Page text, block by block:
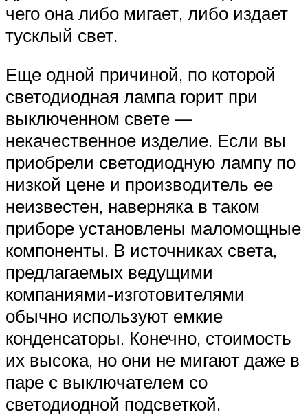
чего она либо мигает, либо издает
тусклый свет.
Еще одной причиной, по которой
светодиодная лампа горит при
выключенном свете —
некачественное изделие. Если вы
приобрели светодиодную лампу по
низкой цене и производитель ее
неизвестен, наверняка в таком
приборе установлены маломощные
компоненты. В источниках света,
предлагаемых ведущими
компаниями-изготовителями
обычно используют емкие
конденсаторы. Конечно, стоимость
их высока, но они не мигают даже в
паре с выключателем со
светодиодной подсветкой.